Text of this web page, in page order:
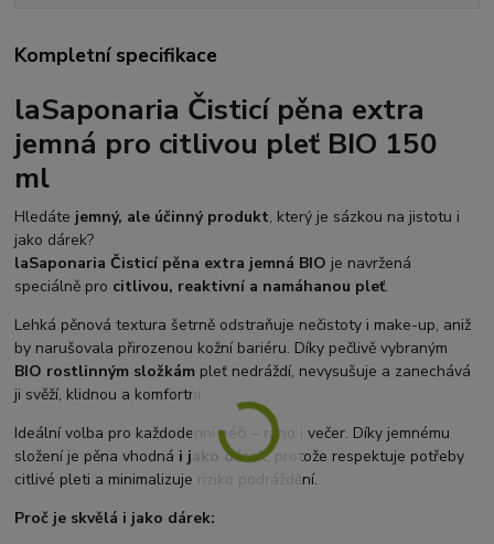
Kompletní specifikace
laSaponaria Čisticí pěna extra
jemná pro citlivou pleť BIO 150
ml
Hledáte jemný, ale účinný produkt, který je sázkou na jistotu i
jako dárek?
laSaponaria Čisticí pěna extra jemná BIO je navržená
speciálně pro citlivou, reaktivní a namáhanou pleť.
Lehká pěnová textura šetrně odstraňuje nečistoty i make-up, aniž
by narušovala přirozenou kožní bariéru. Díky pečlivě vybraným
BIO rostlinným složkám pleť nedráždí, nevysušuje a zanechává
ji svěží, klidnou a komfortní.
Ideální volba pro každodenní péči – ráno i večer. Díky jemnému
složení je pěna vhodná i jako dárek, protože respektuje potřeby
citlivé pleti a minimalizuje riziko podráždění.
Proč je skvělá i jako dárek: